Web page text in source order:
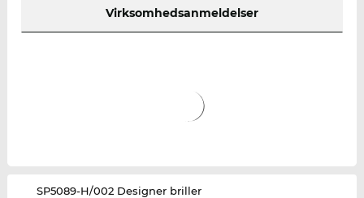
Virksomhedsanmeldelser
‌SP5089-H/002 Designer briller